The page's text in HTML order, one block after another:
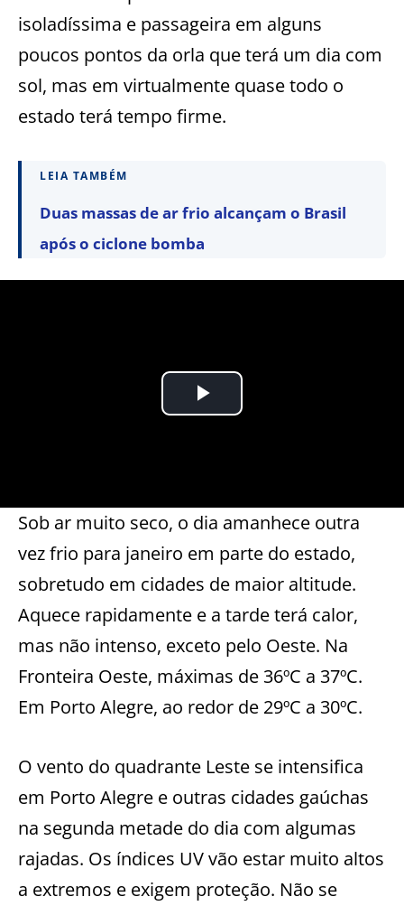
isoladíssima e passageira em alguns
poucos pontos da orla que terá um dia com
sol, mas em virtualmente quase todo o
estado terá tempo firme.
LEIA TAMBÉM
Duas massas de ar frio alcançam o Brasil
após o ciclone bomba
Sob ar muito seco, o dia amanhece outra
vez frio para janeiro em parte do estado,
sobretudo em cidades de maior altitude.
Aquece rapidamente e a tarde terá calor,
mas não intenso, exceto pelo Oeste. Na
Fronteira Oeste, máximas de 36ºC a 37ºC.
Em Porto Alegre, ao redor de 29ºC a 30ºC.
O vento do quadrante Leste se intensifica
em Porto Alegre e outras cidades gaúchas
na segunda metade do dia com algumas
rajadas. Os índices UV vão estar muito altos
a extremos e exigem proteção. Não se